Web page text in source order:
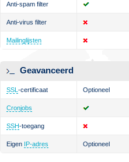
Anti-spam filter
Anti-virus filter
Mailinglijsten
Geavanceerd
SSL -certificaat Optioneel
Cronjobs
SSH-toegang
Eigen IP-adres Optioneel